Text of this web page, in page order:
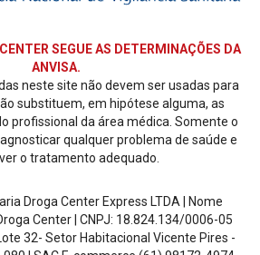
SEGUE AS DETERMINAÇÕES DA
ANVISA.
neste site não devem ser usadas para
substituem, em hipótese alguma, as
profissional da área médica. Somente o
qualquer problema de saúde e
o tratamento adequado.
Droga Center Express LTDA | Nome
Center | CNPJ: 18.824.134/0006-05
32- Setor Habitacional Vicente Pires -